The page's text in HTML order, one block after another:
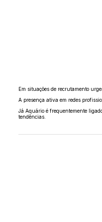
Em situações de recrutamento
A presença ativa em redes
Já Aquário é frequentemente
tendências.